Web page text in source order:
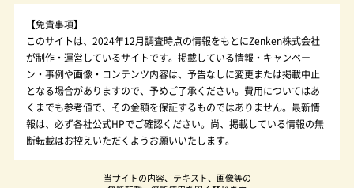
【免責事項】
このサイトは、2024年12月調査時点の情報をもとにZenken株式会社
が制作・運営しているサイトです。掲載している情報・キャンペー
ン・事例や画像・コンテンツ内容は、予告なしに変更または掲載中止
となる場合がありますので、予めご了承ください。費用についてはあ
くまでも参考値で、その金額を保証するものではありません。最新情
報は、必ず各社公式HPでご確認ください。尚、掲載している情報の無
断転載はお控えいただくようお願いいたします。
当サイトの内容、テキスト、画像等の